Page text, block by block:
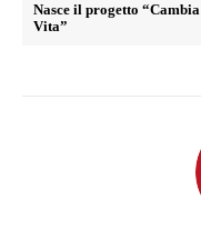
Nasce il progetto “Cambia
Vita”